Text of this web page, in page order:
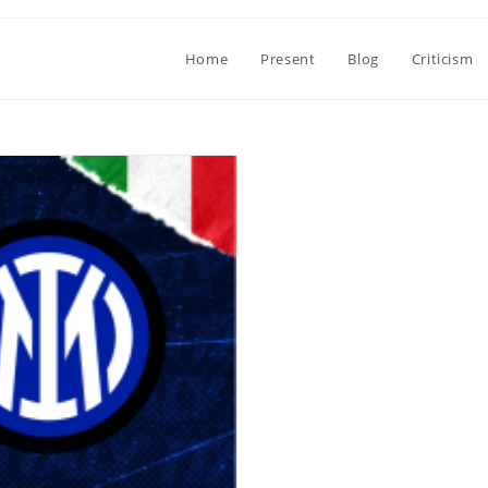
Home Present Blog Criticism